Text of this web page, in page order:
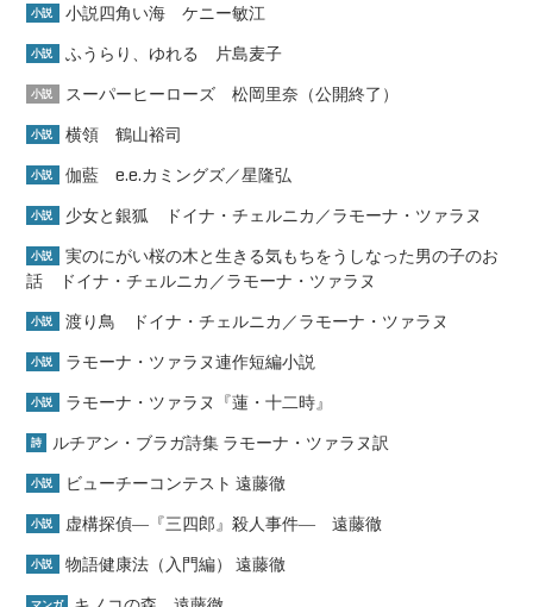
小説 小説四角い海 ケニー敏江
小説 ふうらり、ゆれる 片島麦子
小説 スーパーヒーローズ 松岡里奈（公開終了）
小説 横領 鶴山裕司
小説 伽藍 e.e.カミングズ／星隆弘
小説 少女と銀狐 ドイナ・チェルニカ／ラモーナ・ツァラヌ
小説
実のにがい桜の木と生きる気もちをうしなった男の子のお
話 ドイナ・チェルニカ／ラモーナ・ツァラヌ
小説 渡り鳥 ドイナ・チェルニカ／ラモーナ・ツァラヌ
小説 ラモーナ・ツァラヌ連作短編小説
小説 ラモーナ・ツァラヌ『蓮・十二時』
詩 ルチアン・ブラガ詩集 ラモーナ・ツァラヌ訳
小説 ビューチーコンテスト 遠藤徹
小説 虚構探偵―『三四郎』殺人事件― 遠藤徹
小説 物語健康法（入門編） 遠藤徹